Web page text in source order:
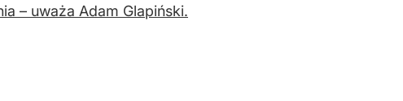
– uważa Adam Glapiński.